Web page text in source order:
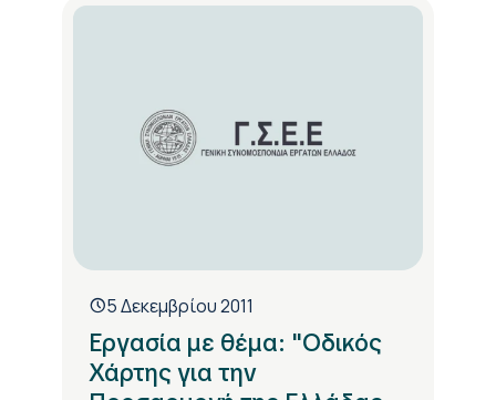
5 Δεκεμβρίου 2011
Εργασία με θέμα: "Οδικός
Χάρτης για την